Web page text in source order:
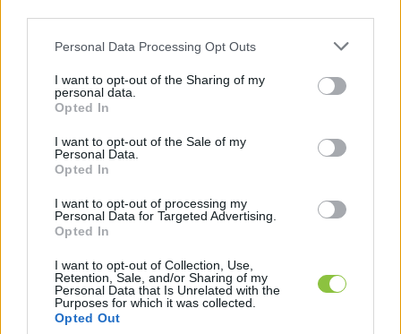
Please note that this website/app uses one or more Google
not limited to your visit or usage behaviour. You may click to
grant or deny consent to Google and its third-party tags to
use your data for below specified purposes in below Google
consent section.
Personal Data Processing Opt Outs
I want to opt-out of the Sharing of my
personal data.
Opted In
I want to opt-out of the Sale of my
Personal Data.
Opted In
I want to opt-out of processing my
Personal Data for Targeted Advertising.
Opted In
I want to opt-out of Collection, Use,
Retention, Sale, and/or Sharing of my
Personal Data that Is Unrelated with the
Purposes for which it was collected.
Opted Out
L Lapszemle 2026. 03. 06.
Több mint ötmilliárd forintos MÁV-
megbízást nyert el egyajánlatos
tenderen a Mészáros-érdekeltségű